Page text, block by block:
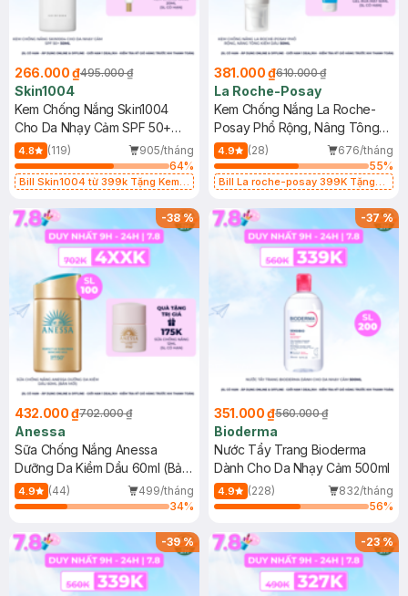
266.000 ₫495.000 ₫
Skin1004
Kem Chống Nắng Skin1004
Cho Da Nhạy Cảm SPF 50+
50ml
4.8 (119)
905/tháng
64%
Bill Skin1004 từ 399k Tặng Kem
SPF 50+ 20ml (SL Có Hạn)
381.000 ₫610.000 ₫
La Roche-Posay
Kem Chống Nắng La Roche-
Posay Phổ Rộng, Nâng Tông
Kiềm Dầu 50ml
4.9 (28)
676/tháng
55%
Bill La roche-posay 399K Tặng
(SL có hạn)
-38%
432.000 ₫702.000 ₫
Anessa
Sữa Chống Nắng Anessa
Dưỡng Da Kiềm Dầu 60ml (Bản
Mới)
4.9 (44)
499/tháng
34%
-37%
351.000 ₫560.000 ₫
Bioderma
Nước Tẩy Trang Bioderma
Dành Cho Da Nhạy Cảm 500ml
4.9 (228)
832/tháng
56%
-39% -23%